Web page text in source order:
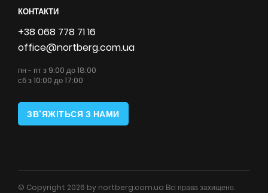
КОНТАКТИ
+38 068 778 71 16
office@nortberg.com.ua
пн - пт з 9:00 до 18:00
сб з 10:00 до 17:00
ЗВ'ЯЖІТЬСЯ З НАМИ
© Copyright 2026 by nortberg.com.ua Всі права захищено.